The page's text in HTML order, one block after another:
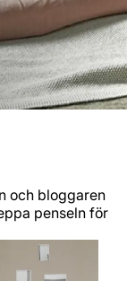
och bloggaren
penseln för